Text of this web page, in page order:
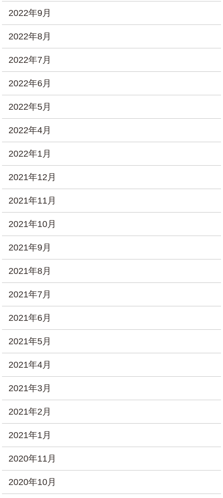
2022年9月
2022年8月
2022年7月
2022年6月
2022年5月
2022年4月
2022年1月
2021年12月
2021年11月
2021年10月
2021年9月
2021年8月
2021年7月
2021年6月
2021年5月
2021年4月
2021年3月
2021年2月
2021年1月
2020年11月
2020年10月